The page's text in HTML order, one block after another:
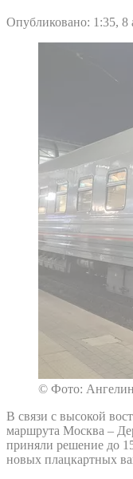
Опубликовано: 1:35,
© Фото:
В связи с высокой
маршрута Москва –
приняли решение до 15
новых плацкартных